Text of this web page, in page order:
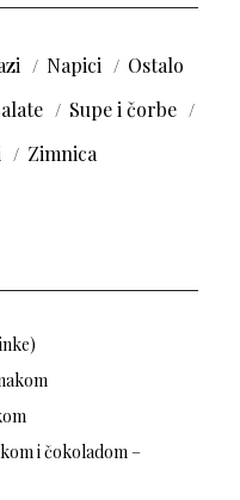
Napici
Ostalo
Supe i čorbe
Zimnica
i čokoladom –